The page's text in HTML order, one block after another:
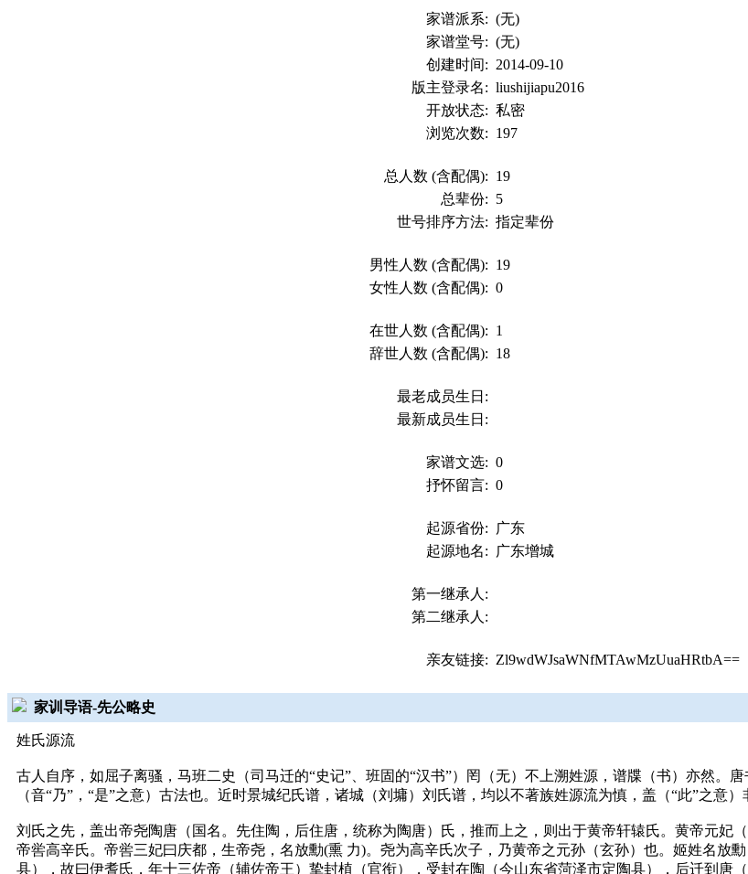
家谱派系: (无)
家谱堂号: (无)
创建时间: 2014-09-10
版主登录名: liushijiapu2016
开放状态: 私密
浏览次数: 197
总人数 (含配偶): 19
总辈份: 5
世号排序方法: 指定辈份
男性人数 (含配偶): 19
女性人数 (含配偶): 0
在世人数 (含配偶): 1
辞世人数 (含配偶): 18
最老成员生日:
最新成员生日:
家谱文选: 0
抒怀留言: 0
起源省份:
广东
起源地名:
广东增城
第一继承人:
第二继承人:
亲友链接: Zl9wdWJsaWNfMTAwMzUuaHRtbA==
家训导语-先公略史
姓氏源流
古人自序，如屈子离骚，马班二史（司马迁的“史记”、班固的“汉书”）罔（无）不上溯姓源，谱牒（书）亦然。
（音“乃”，“是”之意）古法也。近时景城纪氏谱，诸城（刘墉）刘氏谱，均以不著族姓源流为慎，盖（“此”之意
刘氏之先，盖出帝尧陶唐（国名。先住陶，后住唐，统称为陶唐）氏，推而上之，则出于黄帝轩辕氏。黄帝元妃
帝喾高辛氏。帝喾三妃曰庆都，生帝尧，名放勳(熏 力)。尧为高辛氏次子，乃黄帝之元孙（玄孙）也。姬姓名放
县），故曰伊耆氏，年十三佐帝（辅佐帝王）挚封植（官衔），受封在陶（今山东省菏泽市定陶县），后迁到唐